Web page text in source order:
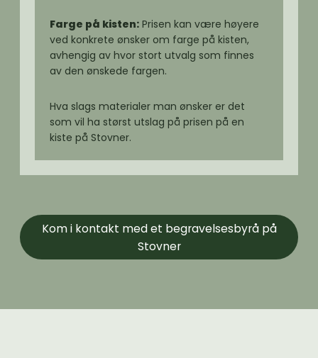
Farge på kisten: Prisen kan være høyere
ved konkrete ønsker om farge på kisten,
avhengig av hvor stort utvalg som finnes
av den ønskede fargen.
Hva slags materialer man ønsker er det
som vil ha størst utslag på prisen på en
kiste på Stovner.
Kom i kontakt med et begravelsesbyrå på
Stovner